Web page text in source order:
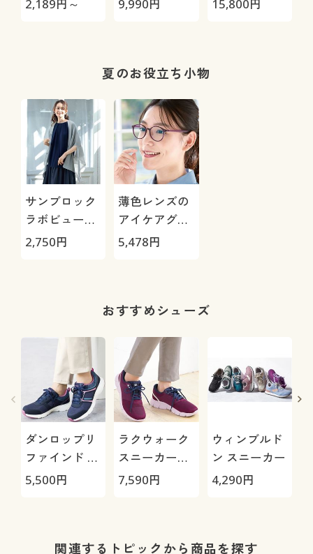
2,189円～ 9,990円 15,800円
夏のお役立ち小物
サンブロック
ラボビューテ
ィー 2WAY
2,750円
薄色レンズの
アイケアグラ
ス
5,478円
おすすめシューズ
ダンロップリ
ファインド ス
ニーカー
5,500円
ラクウォーク
スニーカー
(RL-9219)
7,590円
ウィンブルド
ン スニーカー
4,290円
関連するトピックから商品を探す